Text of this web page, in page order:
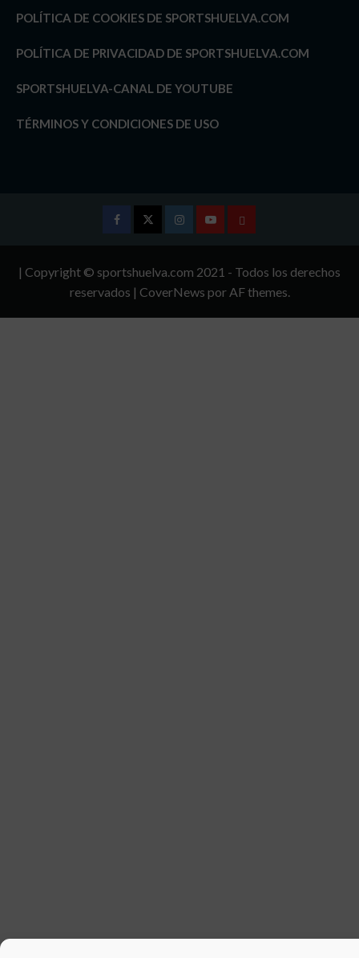
POLÍTICA DE COOKIES DE SPORTSHUELVA.COM
POLÍTICA DE PRIVACIDAD DE SPORTSHUELVA.COM
SPORTSHUELVA-CANAL DE YOUTUBE
TÉRMINOS Y CONDICIONES DE USO
InstagramYoutubeTÉRMINOS
CONDICIONES
| Copyright © sportshuelva.com 2021 - Todos los derechos
reservados | CoverNews por AF themes.